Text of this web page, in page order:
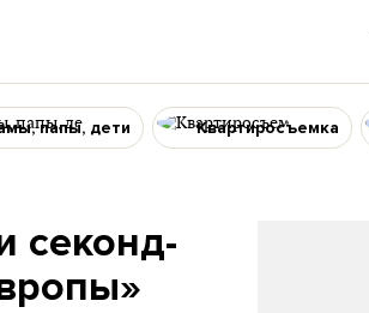
папы, дети Квартиросъемка
секонд-